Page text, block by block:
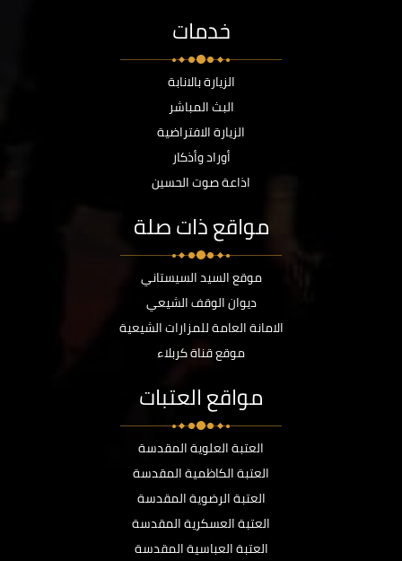
خدمات
الزيارة بالانابة
البث المباشر
الزيارة الافتراضية
أوراد وأذكار
اذاعة صوت الحسين
مواقع ذات صلة
موقع السيد السيستاني
ديوان الوقف الشيعي
الامانة العامة للمزارات الشيعية
موقع قناة كربلاء
مواقع العتبات
العتبة العلوية المقدسة
العتبة الكاظمية المقدسة
العتبة الرضوية المقدسة
العتبة العسكرية المقدسة
العتبة العباسية المقدسة